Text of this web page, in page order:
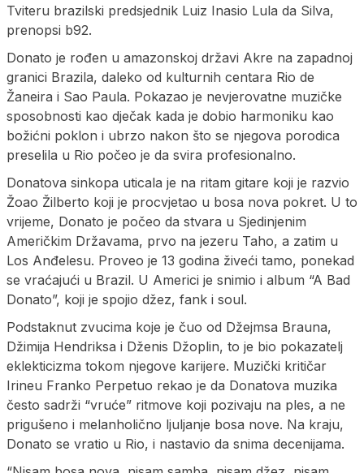
Tviteru brazilski predsjednik Luiz Inasio Lula da Silva,
prenopsi b92.
Donato je rođen u amazonskoj državi Akre na zapadnoj
granici Brazila, daleko od kulturnih centara Rio de
Žaneira i Sao Paula. Pokazao je nevjerovatne muzičke
sposobnosti kao dječak kada je dobio harmoniku kao
božićni poklon i ubrzo nakon što se njegova porodica
preselila u Rio počeo je da svira profesionalno.
Donatova sinkopa uticala je na ritam gitare koji je razvio
Žoao Žilberto koji je procvjetao u bosa nova pokret. U to
vrijeme, Donato je počeo da stvara u Sjedinjenim
Američkim Državama, prvo na jezeru Taho, a zatim u
Los Anđelesu. Proveo je 13 godina živeći tamo, ponekad
se vraćajući u Brazil. U Americi je snimio i album “A Bad
Donato”, koji je spojio džez, fank i soul.
Podstaknut zvucima koje je čuo od Džejmsa Brauna,
Džimija Hendriksa i Dženis Džoplin, to je bio pokazatelj
eklekticizma tokom njegove karijere. Muzički kritičar
Irineu Franko Perpetuo rekao je da Donatova muzika
često sadrži “vruće” ritmove koji pozivaju na ples, a ne
prigušeno i melanholično ljuljanje bosa nove. Na kraju,
Donato se vratio u Rio, i nastavio da snima decenijama.